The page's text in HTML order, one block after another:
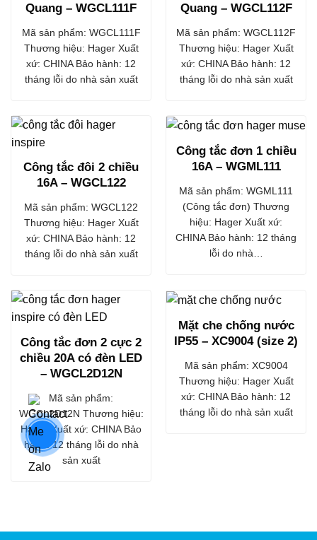
Quang – WGCL111F
Mã sản phẩm: WGCL111F
Thương hiệu: Hager Xuất
xứ: CHINA Bảo hành: 12
tháng lỗi do nhà sản xuất
Quang – WGCL112F
Mã sản phẩm: WGCL112F
Thương hiệu: Hager Xuất
xứ: CHINA Bảo hành: 12
tháng lỗi do nhà sản xuất
Công tắc đôi 2 chiều
16A – WGCL122
Mã sản phẩm: WGCL122
Thương hiệu: Hager Xuất
xứ: CHINA Bảo hành: 12
tháng lỗi do nhà sản xuất
Công tắc đơn 1 chiều
16A – WGML111
Mã sản phẩm: WGML111
(Công tắc đơn) Thương
hiệu: Hager Xuất xứ:
CHINA Bảo hành: 12 tháng
lỗi do nhà…
Công tắc đơn 2 cực 2
chiều 20A có đèn LED
– WGCL2D12N
Mã sản phẩm:
WGCL2D12N Thương hiệu:
Hager Xuất xứ: CHINA Bảo
hành: 12 tháng lỗi do nhà
sản xuất
Mặt che chống nước
IP55 – XC9004 (size 2)
Mã sản phẩm: XC9004
Thương hiệu: Hager Xuất
xứ: CHINA Bảo hành: 12
tháng lỗi do nhà sản xuất